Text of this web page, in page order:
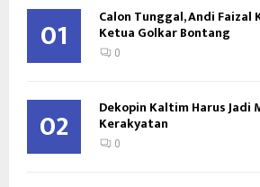
01 Calon Tunggal, Andi Faizal
Ketua Golkar Bontang
0
02 Dekopin Kaltim Harus Jadi
Kerakyatan
0